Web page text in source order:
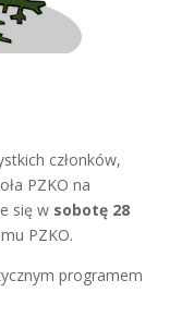
członków,
PZKO na
się w sobotę 28
PZKO.
programem